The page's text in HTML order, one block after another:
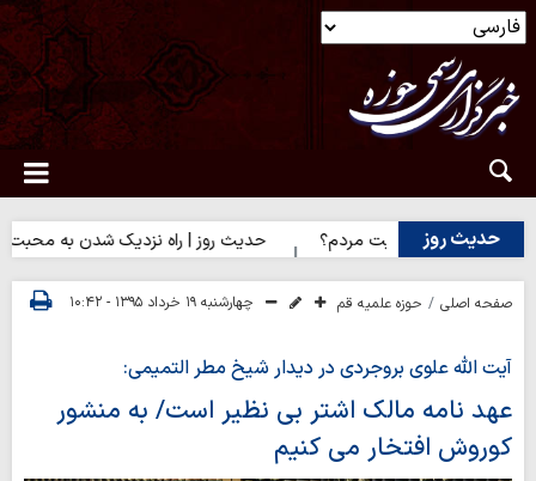
حدیث روز
رضایت مردم؟ حدیث روز | راه نزدیک شدن به محبت اهل‌بیت(ع)
صفحه اصلی حوزه علمیه قم چهارشنبه ۱۹ خرداد ۱۳۹۵ - ۱۰:۴۲
آیت الله علوی بروجردی در دیدار شیخ مطر التمیمی:
عهد نامه مالک اشتر بی نظیر است/ به منشور
کوروش افتخار می کنیم